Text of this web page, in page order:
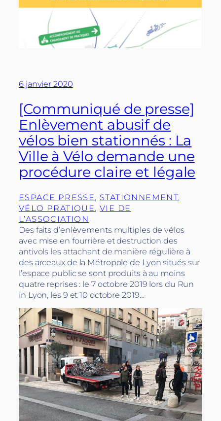
6 janvier 2020
[Communiqué de presse]
Enlèvement abusif de
vélos bien stationnés : La
Ville à Vélo demande une
procédure claire et légale
ESPACE PRESSE, STATIONNEMENT
VÉLO PRATIQUE, VIE DE
L’ASSOCIATION
Des faits d’enlèvements multiples de vélos
avec mise en fourrière et destruction des
antivols les attachant de manière régulière à
des arceaux de la Métropole de Lyon situés sur
l’espace public se sont produits à au moins
quatre reprises : le 7 octobre 2019 lors du Run
in Lyon, les 9 et 10 octobre 2019…